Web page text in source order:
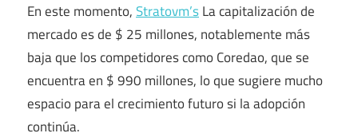
En este momento,Stratovm’sLa capitalización de
mercado es de $ 25 millones, notablemente más
baja que los competidores como Coredao, que se
encuentra en $ 990 millones, lo que sugiere mucho
espacio para el crecimiento futuro si la adopción
continúa.